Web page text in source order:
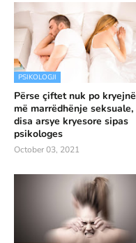
PSIKOLOGJI
Përse çiftet nuk po kryejnë
më marrëdhënje seksuale,
disa arsye kryesore sipas
psikologes
October 03, 2021